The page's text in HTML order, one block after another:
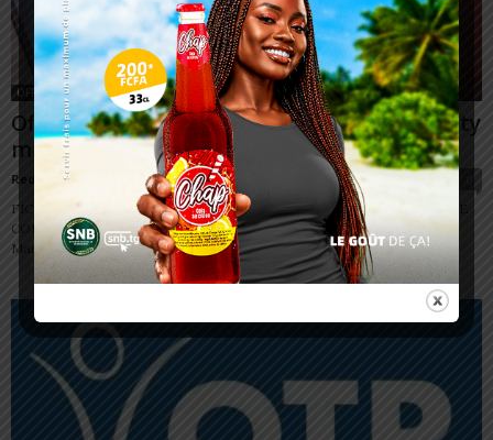
OFFRES
Offre d’emploi: Recrutement d’un community
manager
Redaction 14 mars 2024
FICHE DE POSTE COMMUNITY MANAGER DESCRIPTION DU POSTE
COMMUNITY MANAGER ( Stagiaire) En tant que stagiaire Community
Manager, vous jouerez un rôle clé dans la gestion...